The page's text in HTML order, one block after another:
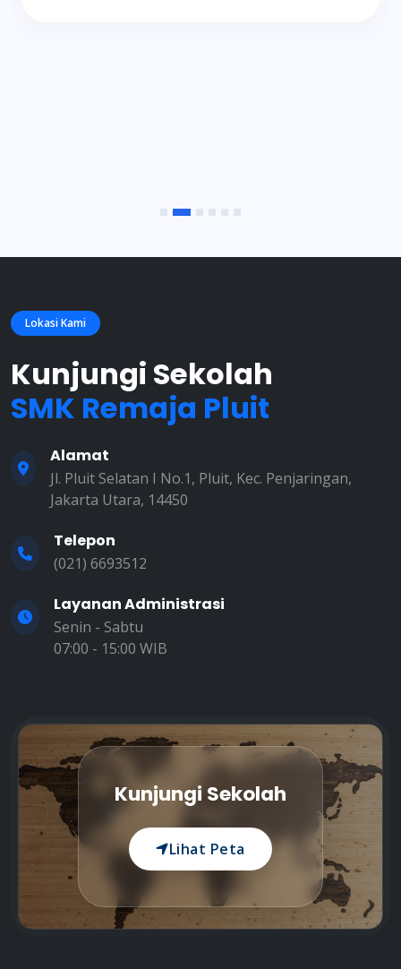
Lokasi Kami
Kunjungi Sekolah
SMK Remaja Pluit
Alamat
Jl. Pluit Selatan I No.1, Pluit, Kec. Penjaringan,
Jakarta Utara, 14450
Telepon
(021) 6693512
Layanan Administrasi
Senin - Sabtu
07:00 - 15:00 WIB
Kunjungi Sekolah
Lihat Peta